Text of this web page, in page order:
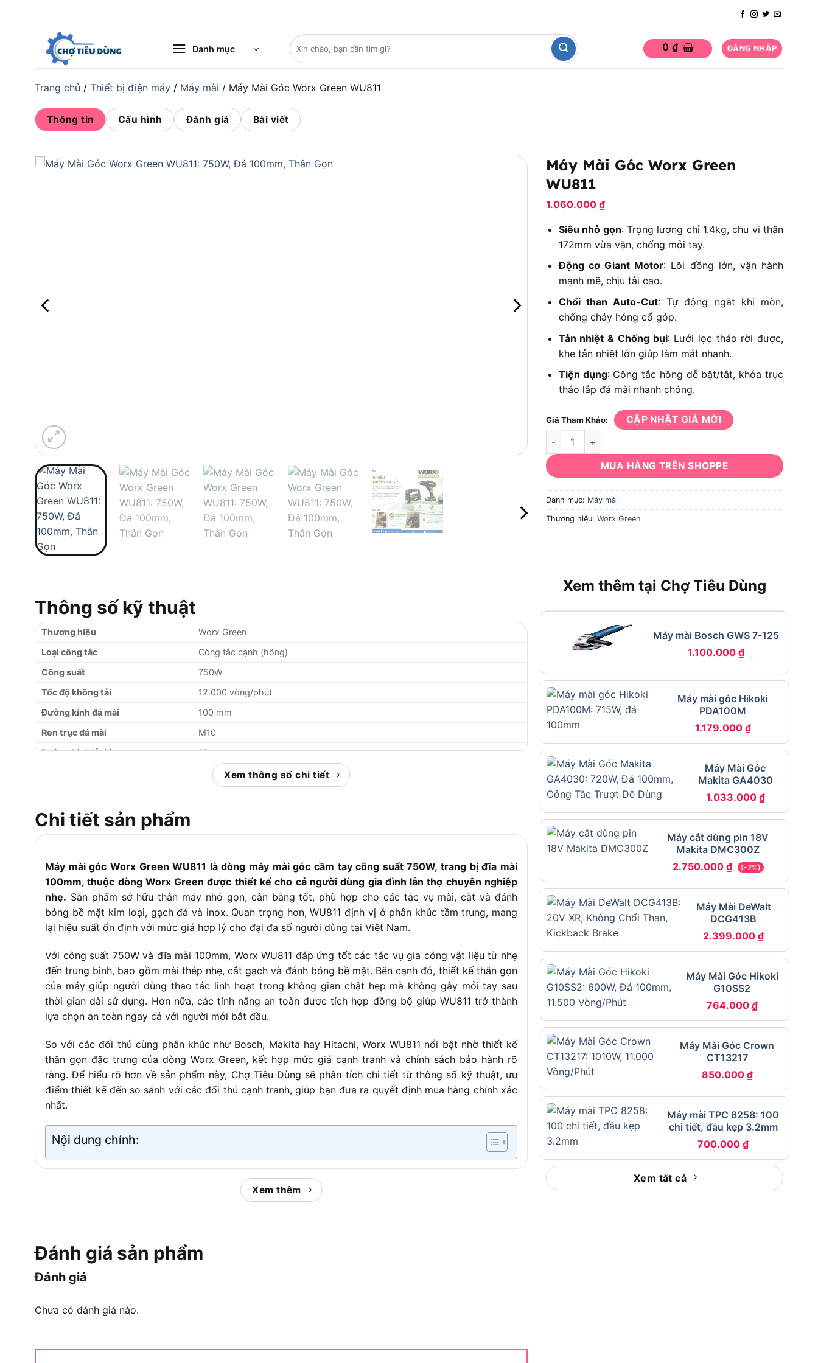
Danh mục
Tìm
kiếm:
0 ₫ ĐĂNG NHẬP
Trang chủ / Thiết bị điện máy / Máy mài / Máy Mài Góc Worx Green WU811
Thông tin Cấu hình Đánh giá Bài viết
Máy Mài Góc Worx Green
WU811
1.060.000 ₫
Siêu nhỏ gọn: Trọng lượng chỉ 1.4kg, chu vi thân
172mm vừa vặn, chống mỏi tay.
Động cơ Giant Motor: Lõi đồng lớn, vận hành
mạnh mẽ, chịu tải cao.
Chổi than Auto-Cut: Tự động ngắt khi mòn,
chống cháy hỏng cổ góp.
Tản nhiệt & Chống bụi: Lưới lọc tháo rời được,
khe tản nhiệt lớn giúp làm mát nhanh.
Tiện dụng: Công tắc hông dễ bật/tắt, khóa trục
tháo lắp đá mài nhanh chóng.
Giá Tham Khảo: CẬP NHẬT GIÁ MỚI
Máy Mài Góc Worx Green WU811 số lượng
MUA HÀNG TRÊN SHOPPE
Danh mục: Máy mài
Thương hiệu: Worx Green
Thông số kỹ thuật
Thương hiệu
Worx Green
Loại công tắc
Công tắc cạnh (hông)
Công suất
750W
Tốc độ không tải
12.000 vòng/phút
Đường kính đá mài
100 mm
Ren trục đá mài
M10
Đường kính lỗ đá
16 mm
1.4 kg
Phụ kiện đi kèm
Xem thông số chi tiết
Chi tiết sản phẩm
Máy mài góc Worx Green WU811 là dòng máy mài góc cầm tay công suất 750W, trang bị đĩa mài
100mm, thuộc dòng Worx Green được thiết kế cho cả người dùng gia đình lẫn thợ chuyên nghiệp
nhẹ. Sản phẩm sở hữu thân máy nhỏ gọn, cân bằng tốt, phù hợp cho các tác vụ mài, cắt và đánh
bóng bề mặt kim loại, gạch đá và inox. Quan trọng hơn, WU811 định vị ở phân khúc tầm trung, mang
lại hiệu suất ổn định với mức giá hợp lý cho đại đa số người dùng tại Việt Nam.
Với công suất 750W và đĩa mài 100mm, Worx WU811 đáp ứng tốt các tác vụ gia công vật liệu từ nhẹ
đến trung bình, bao gồm mài thép nhẹ, cắt gạch và đánh bóng bề mặt. Bên cạnh đó, thiết kế thân gọn
của máy giúp người dùng thao tác linh hoạt trong không gian chật hẹp mà không gây mỏi tay sau
thời gian dài sử dụng. Hơn nữa, các tính năng an toàn được tích hợp đồng bộ giúp WU811 trở thành
lựa chọn an toàn ngay cả với người mới bắt đầu.
So với các đối thủ cùng phân khúc như Bosch, Makita hay Hitachi, Worx WU811 nổi bật nhờ thiết kế
thân gọn đặc trưng của dòng Worx Green, kết hợp mức giá cạnh tranh và chính sách bảo hành rõ
ràng. Để hiểu rõ hơn về sản phẩm này, Chợ Tiêu Dùng sẽ phân tích chi tiết từ thông số kỹ thuật, ưu
điểm thiết kế đến so sánh với các đối thủ cạnh tranh, giúp bạn đưa ra quyết định mua hàng chính xác
nhất.
Nội dung chính:
Máy Mài Góc Worx Green WU811 Là Gì?
Máy mài góc Worx Green WU811 là dòng máy mài góc cầm tay (angle grinder) thuộc thương hiệu
danh mục máy mài góc của Worx, cân bằng giữa hiệu suất và chi phí đầu tư.
Cụ thể hơn, để hiểu rõ vị trí và đặc điểm của WU811 trong hệ sinh thái sản phẩm Worx, chúng ta cần
Worx Green là dòng sản phẩm điện cầm tay của tập đoàn Positec Tool Corporation, được thiết kế
Xem thêm
Đánh giá sản phẩm
Đánh giá
Chưa có đánh giá nào.
Xem thêm tại Chợ Tiêu Dùng
Máy mài Bosch GWS 7-125
1.100.000₫
Máy mài góc Hikoki
PDA100M
1.179.000 ₫
Máy Mài Góc
Makita GA4030
1.033.000 ₫
Máy cắt dùng pin 18V
Makita DMC300Z
2.750.000 ₫ (-2%)
Máy Mài DeWalt
DCG413B
2.399.000₫
Máy Mài Góc Hikoki
G10SS2
764.000 ₫
Máy Mài Góc Crown
CT13217
850.000 ₫
Máy mài TPC 8258: 100
chi tiết, đầu kẹp 3.2mm
700.000₫
Xem tất cả